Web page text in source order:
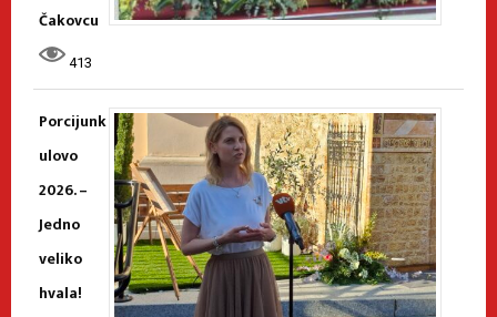
Čakovcu
413
Porcijunk
ulovo
2026. –
Jedno
veliko
hvala!